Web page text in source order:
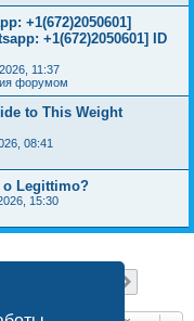
+1(672)2050601]
+1(672)2050601] ID
11:37
форумом
to This Weight
08:41
o Legittimo?
15:30